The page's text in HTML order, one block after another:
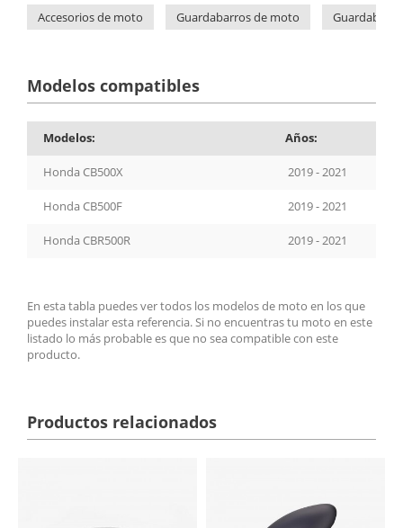
Accesorios de moto Guardabarros de moto
Modelos compatibles
Modelos: Años:
Honda CB500X 2019 - 2021
Honda CB500F 2019 - 2021
Honda CBR500R 2019 - 2021
En esta tabla puedes ver todos los modelos de moto en los que
puedes instalar esta referencia. Si no encuentras tu moto en este
listado lo más probable es que no sea compatible con este
producto.
Productos relacionados